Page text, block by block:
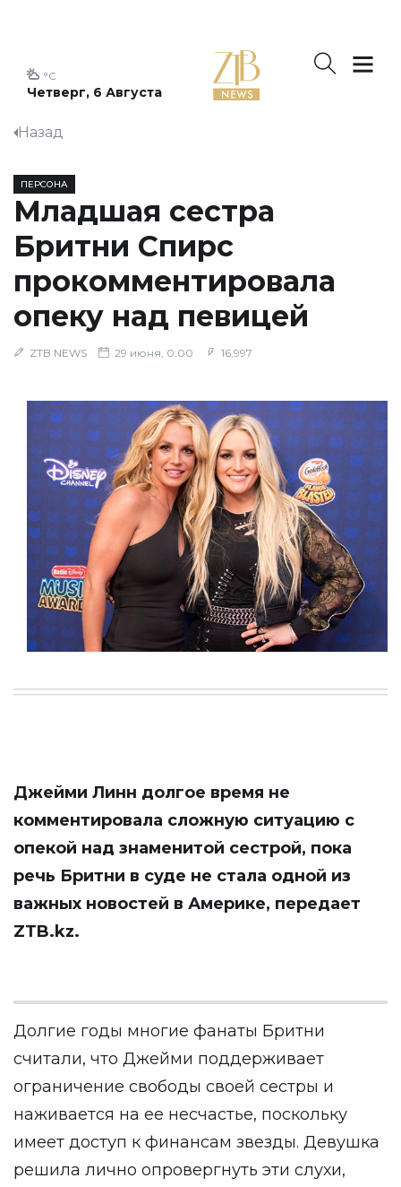
Четверг, 6 Августа
°C
Назад
ПЕРСОНА
Младшая сестра
Бритни Спирс
прокомментировала
опеку над певицей
ZTB NEWS 29 июня, 0:00 16,997
Джейми Линн долгое время не
комментировала сложную ситуацию с
опекой над знаменитой сестрой, пока
речь Бритни в суде не стала одной из
важных новостей в Америке, передает
ZTB.kz.
Долгие годы многие фанаты Бритни
считали, что Джейми поддерживает
ограничение свободы своей сестры и
наживается на ее несчастье, поскольку
имеет доступ к финансам звезды. Девушка
решила лично опровергнуть эти слухи,